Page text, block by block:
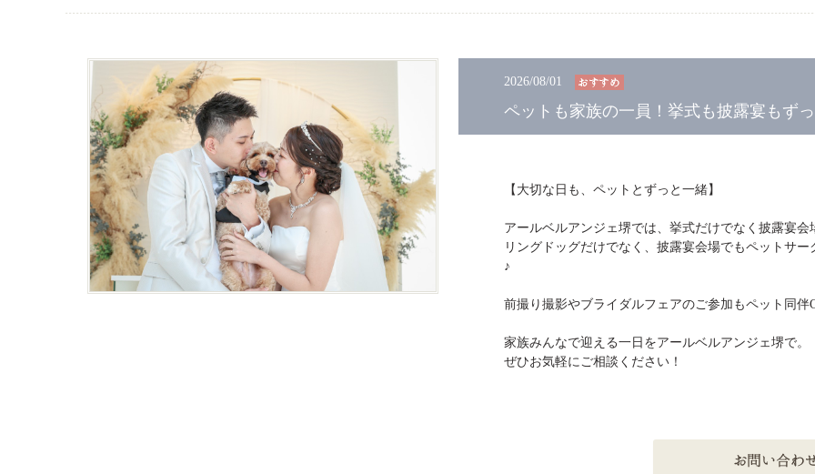
2026/08/01
ペットも家族の一員！挙式も披露宴もず
【大切な日も、ペットとずっと一緒】
アールベルアンジェ堺では、挙式だけでなく披露宴会
リングドッグだけでなく、披露宴会場でもペットサ
♪
前撮り撮影やブライダルフェアのご参加もペット同伴
家族みんなで迎える一日をアールベルアンジェ堺で。
ぜひお気軽にご相談ください！